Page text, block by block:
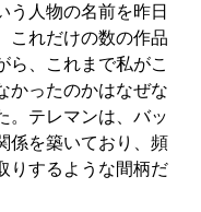
う人物の名前を昨日
これだけの数の作品
ら、これまで私がこ
かったのかはなぜな
。テレマンは、バッ
係を築いており、頻
りするような間柄だ